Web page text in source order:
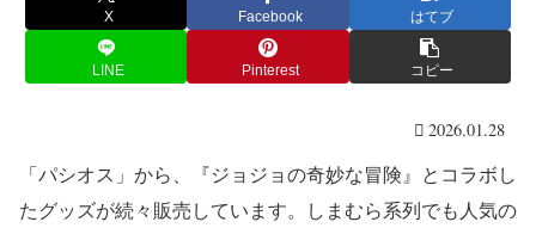
X Facebook はてブ
LINE Pinterest コピー
2026.01.28
「パシオス」から、『ジョジョの奇妙な冒険』とコラボし
たグッズが続々販売しています。しまむら系列でも人気の